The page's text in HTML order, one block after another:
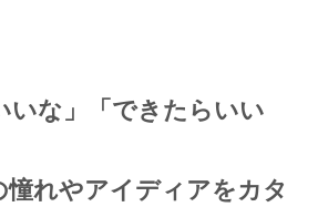
いな」「できたらいい
憧れやアイディアをカタ